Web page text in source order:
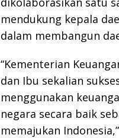
mendukung kepala
dalam membangun
“Kementerian
dan Ibu sekalian
menggunakan
negara secara baik
memajukan